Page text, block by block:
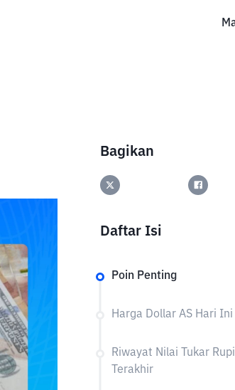
Bagikan
Daftar Isi
Poin Penting
Harga Dollar AS Hari Ini
Riwayat Nilai Tukar
Terakhir